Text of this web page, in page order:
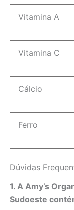
Vitamina A
Vitamina C
Cálcio
Ferro
Dúvidas
1. A Amy’s
Sudoeste